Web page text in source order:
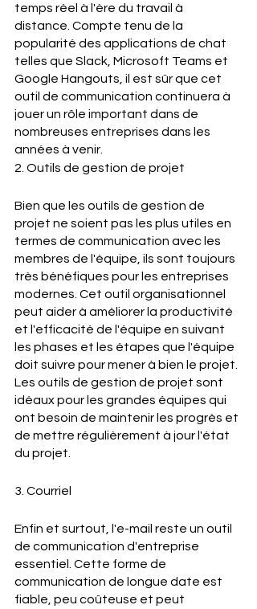
temps réel à l'ère du travail à
distance. Compte tenu de la
popularité des applications de chat
telles que Slack, Microsoft Teams et
Google Hangouts, il est sûr que cet
outil de communication continuera à
jouer un rôle important dans de
nombreuses entreprises dans les
années à venir.
2. Outils de gestion de projet
Bien que les outils de gestion de
projet ne soient pas les plus utiles en
termes de communication avec les
membres de l'équipe, ils sont toujours
très bénéfiques pour les entreprises
modernes. Cet outil organisationnel
peut aider à améliorer la productivité
et l'efficacité de l'équipe en suivant
les phases et les étapes que l'équipe
doit suivre pour mener à bien le projet.
Les outils de gestion de projet sont
idéaux pour les grandes équipes qui
ont besoin de maintenir les progrès et
de mettre régulièrement à jour l'état
du projet.
3. Courriel
Enfin et surtout, l'e-mail reste un outil
de communication d'entreprise
essentiel. Cette forme de
communication de longue date est
fiable, peu coûteuse et peut